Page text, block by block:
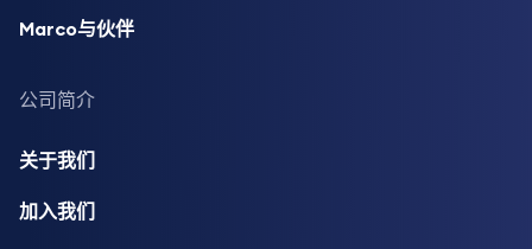
Marco与伙伴
公司简介
关于我们
加入我们